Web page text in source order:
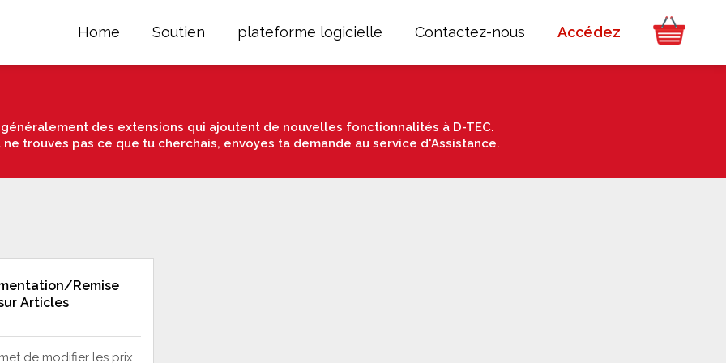
Home Soutien plateforme logicielle Contactez-nous Accédez
des extensions qui ajoutent de nouvelles fonctionnalités à D-TEC.
trouves pas ce que tu cherchais, envoyes ta demande au service d'Assistance.
Remise
Articles
de modifier les prix